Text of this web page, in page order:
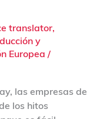
translator,
y
Europea /
las empresas de
los hitos